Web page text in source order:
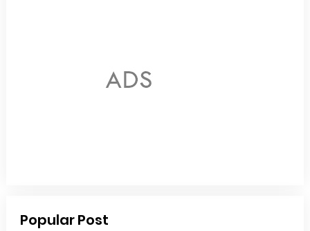
Popular Post